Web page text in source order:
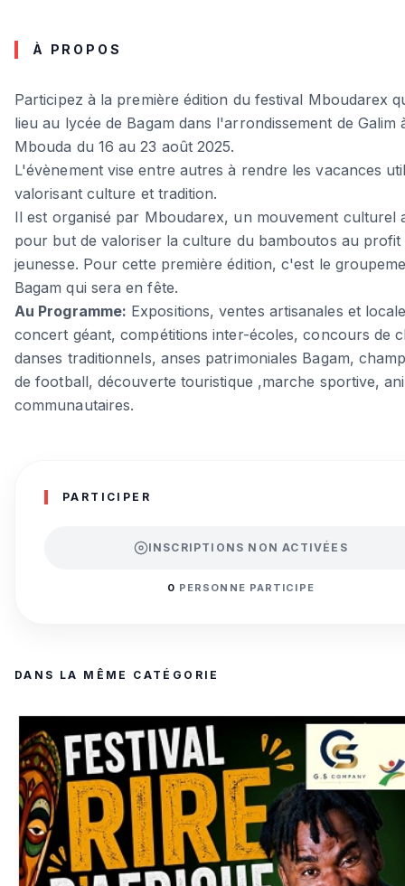
À PROPOS
Participez à la première édition du festival Mboudarex
lieu au lycée de Bagam dans l'arrondissement de Galim
Mbouda du 16 au 23 août 2025.
L'évènement vise entre autres à rendre les vacances
valorisant culture et tradition.
Il est organisé par Mboudarex, un mouvement culturel
pour but de valoriser la culture du bamboutos au profit
jeunesse. Pour cette première édition, c'est le
Bagam qui sera en fête.
Au Programme: Expositions, ventes artisanales et
concert géant, compétitions inter-écoles, concours de
danses traditionnels, anses patrimoniales Bagam,
de football, découverte touristique ,marche sportive,
communautaires.
PARTICIPER
INSCRIPTIONS NON ACTIVÉES
0 PERSONNE PARTICIPE
DANS LA MÊME CATÉGORIE